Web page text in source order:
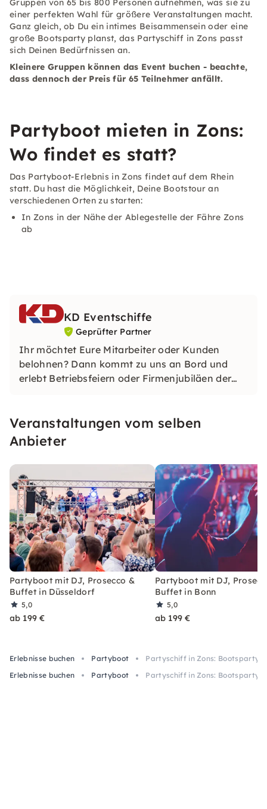
Gruppen von 65 bis 800 Personen aufnehmen, was sie zu
einer perfekten Wahl für größere Veranstaltungen macht.
Ganz gleich, ob Du ein intimes Beisammensein oder eine
große Bootsparty planst, das Partyschiff in Zons passt
sich Deinen Bedürfnissen an.
Kleinere Gruppen können das Event buchen - beachte,
dass dennoch der Preis für 65 Teilnehmer anfällt.
Partyboot mieten in Zons:
Wo findet es statt?
Das Partyboot-Erlebnis in Zons findet auf dem Rhein
statt. Du hast die Möglichkeit, Deine Bootstour an
verschiedenen Orten zu starten:
In Zons in der Nähe der Ablegestelle der Fähre Zons
ab
KD Eventschiffe
Geprüfter Partner
Ihr möchtet Eure Mitarbeiter oder Kunden
belohnen? Dann kommt zu uns an Bord und
erlebt Betriebsfeiern oder Firmenjubiläen der
Veranstaltungen vom selben
Anbieter
Partyboot mit DJ, Prosecco &
Buffet in Düsseldorf
5,0
ab 199 €
Partyboot mit DJ,
Buffet in Bonn
5,0
ab 199 €
Erlebnisse buchen Partyboot
Partyschiff in Zons: Bootsparty
Erlebnisse buchen
Partyboot Partyschiff in Zons: Bootsparty